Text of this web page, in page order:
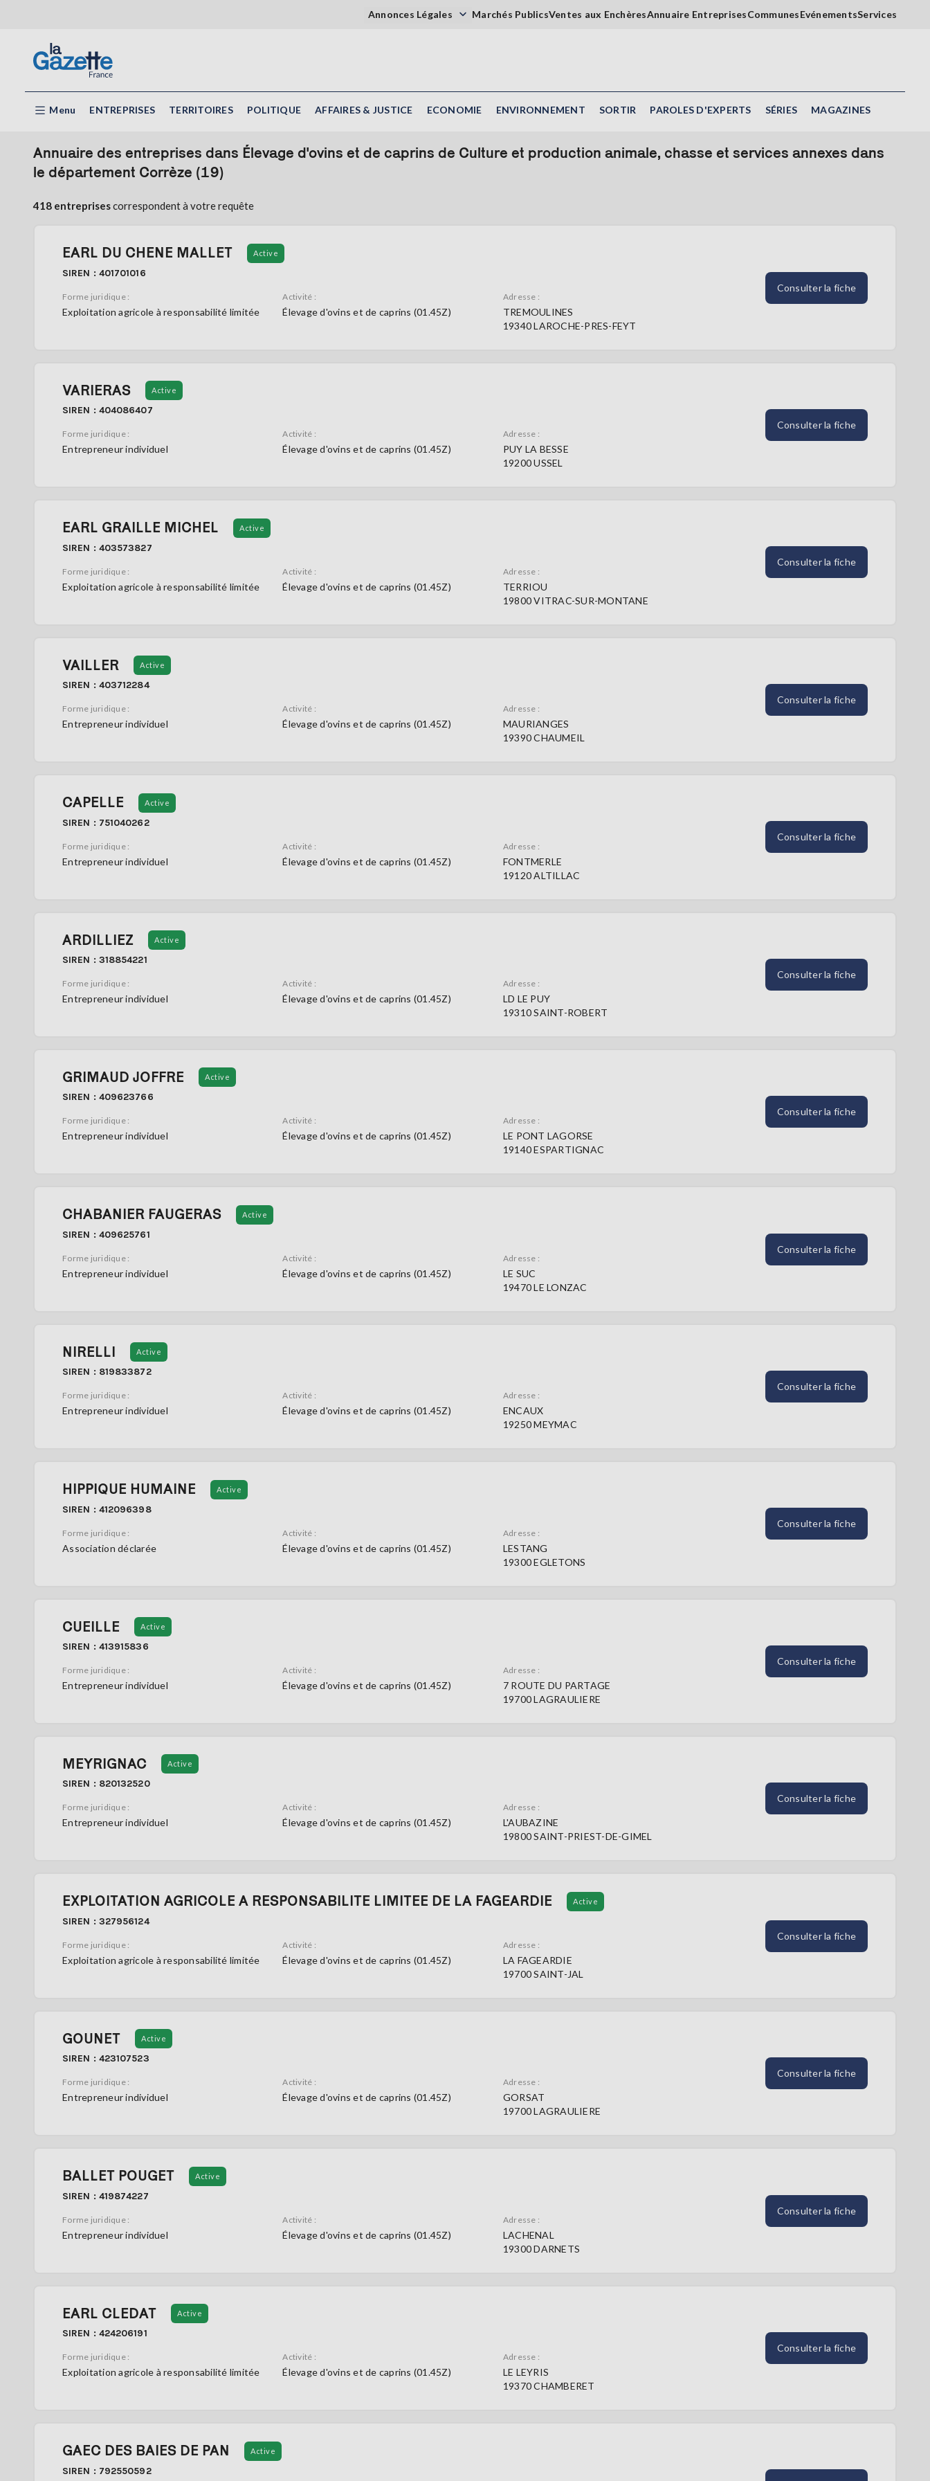
Annonces Légales Marchés PublicsVentes aux EnchèresAnnuaire EntreprisesCommunesEvénementsServices
Menu ENTREPRISES TERRITOIRES POLITIQUE AFFAIRES & JUSTICE ECONOMIE ENVIRONNEMENT SORTIR PAROLES D'EXPERTS SÉRIES MAGAZINES
Annuaire des entreprises dans Élevage d'ovins et de caprins de Culture et production animale, chasse et services annexes dans
le département Corrèze (19)
418 entreprisescorrespondent à votre requête
EARL DU CHENE MALLET Active
SIREN : 401701016
Forme juridique :
Exploitation agricole à responsabilité limitée
Activité :
Élevage d'ovins et de caprins (01.45Z)
Adresse :
TREMOULINES
19340 LAROCHE-PRES-FEYT
Consulter la fiche
VARIERAS Active
SIREN : 404086407
Forme juridique :
Entrepreneur individuel
Activité :
Élevage d'ovins et de caprins (01.45Z)
Adresse :
PUY LA BESSE
19200 USSEL
Consulter la fiche
EARL GRAILLE MICHEL Active
SIREN : 403573827
Forme juridique :
Exploitation agricole à responsabilité limitée
Activité :
Élevage d'ovins et de caprins (01.45Z)
Adresse :
TERRIOU
19800 VITRAC-SUR-MONTANE
Consulter la fiche
VAILLER Active
SIREN : 403712284
Forme juridique :
Entrepreneur individuel
Activité :
Élevage d'ovins et de caprins (01.45Z)
Adresse :
MAURIANGES
19390 CHAUMEIL
Consulter la fiche
CAPELLE Active
SIREN : 751040262
Forme juridique :
Entrepreneur individuel
Activité :
Élevage d'ovins et de caprins (01.45Z)
Adresse :
FONTMERLE
19120 ALTILLAC
Consulter la fiche
ARDILLIEZ Active
SIREN : 318854221
Forme juridique :
Entrepreneur individuel
Activité :
Élevage d'ovins et de caprins (01.45Z)
Adresse :
LD LE PUY
19310 SAINT-ROBERT
Consulter la fiche
GRIMAUD JOFFRE Active
SIREN : 409623766
Forme juridique :
Entrepreneur individuel
Activité :
Élevage d'ovins et de caprins (01.45Z)
Adresse :
LE PONT LAGORSE
19140 ESPARTIGNAC
Consulter la fiche
CHABANIER FAUGERAS Active
SIREN : 409625761
Forme juridique :
Entrepreneur individuel
Activité :
Élevage d'ovins et de caprins (01.45Z)
Adresse :
LE SUC
19470 LE LONZAC
Consulter la fiche
NIRELLI Active
SIREN : 819833872
Forme juridique :
Entrepreneur individuel
Activité :
Élevage d'ovins et de caprins (01.45Z)
Adresse :
ENCAUX
19250 MEYMAC
Consulter la fiche
HIPPIQUE HUMAINE Active
SIREN : 412096398
Forme juridique :
Association déclarée
Activité :
Élevage d'ovins et de caprins (01.45Z)
Adresse :
LESTANG
19300 EGLETONS
Consulter la fiche
CUEILLE Active
SIREN : 413915836
Forme juridique :
Entrepreneur individuel
Activité :
Élevage d'ovins et de caprins (01.45Z)
Adresse :
7 ROUTE DU PARTAGE
19700 LAGRAULIERE
Consulter la fiche
MEYRIGNAC Active
SIREN : 820132520
Forme juridique :
Entrepreneur individuel
Activité :
Élevage d'ovins et de caprins (01.45Z)
Adresse :
L'AUBAZINE
19800 SAINT-PRIEST-DE-GIMEL
Consulter la fiche
EXPLOITATION AGRICOLE A RESPONSABILITE LIMITEE DE LA FAGEARDIE Active
SIREN : 327956124
Forme juridique :
Exploitation agricole à responsabilité limitée
Activité :
Élevage d'ovins et de caprins (01.45Z)
Adresse :
LA FAGEARDIE
19700 SAINT-JAL
Consulter la fiche
GOUNET Active
SIREN : 423107523
Forme juridique :
Entrepreneur individuel
Activité :
Élevage d'ovins et de caprins (01.45Z)
Adresse :
GORSAT
19700 LAGRAULIERE
Consulter la fiche
BALLET POUGET Active
SIREN : 419874227
Forme juridique :
Entrepreneur individuel
Activité :
Élevage d'ovins et de caprins (01.45Z)
Adresse :
LACHENAL
19300 DARNETS
Consulter la fiche
EARL CLEDAT Active
SIREN : 424206191
Forme juridique :
Exploitation agricole à responsabilité limitée
Activité :
Élevage d'ovins et de caprins (01.45Z)
Adresse :
LE LEYRIS
19370 CHAMBERET
Consulter la fiche
GAEC DES BAIES DE PAN Active
SIREN : 792550592